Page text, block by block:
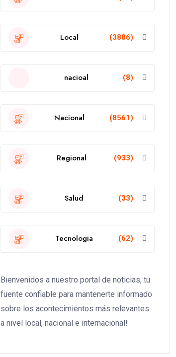
Local (3886)
nacioal (8)
Nacional (8561)
Regional (933)
Salud (33)
Tecnologia (62)
Bienvenidos a nuestro portal de noticias, tu
fuente confiable para mantenerte informado
sobre los acontecimientos más relevantes
a nivel local, nacional e internacional!